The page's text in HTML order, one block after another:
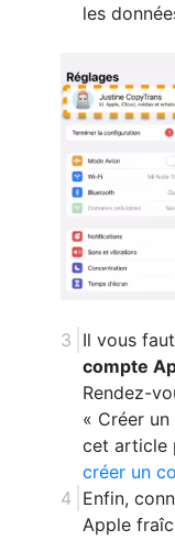
les
Il vous
compte
Rendez-
« Créer
cet article
créer un
Enfin,
Apple